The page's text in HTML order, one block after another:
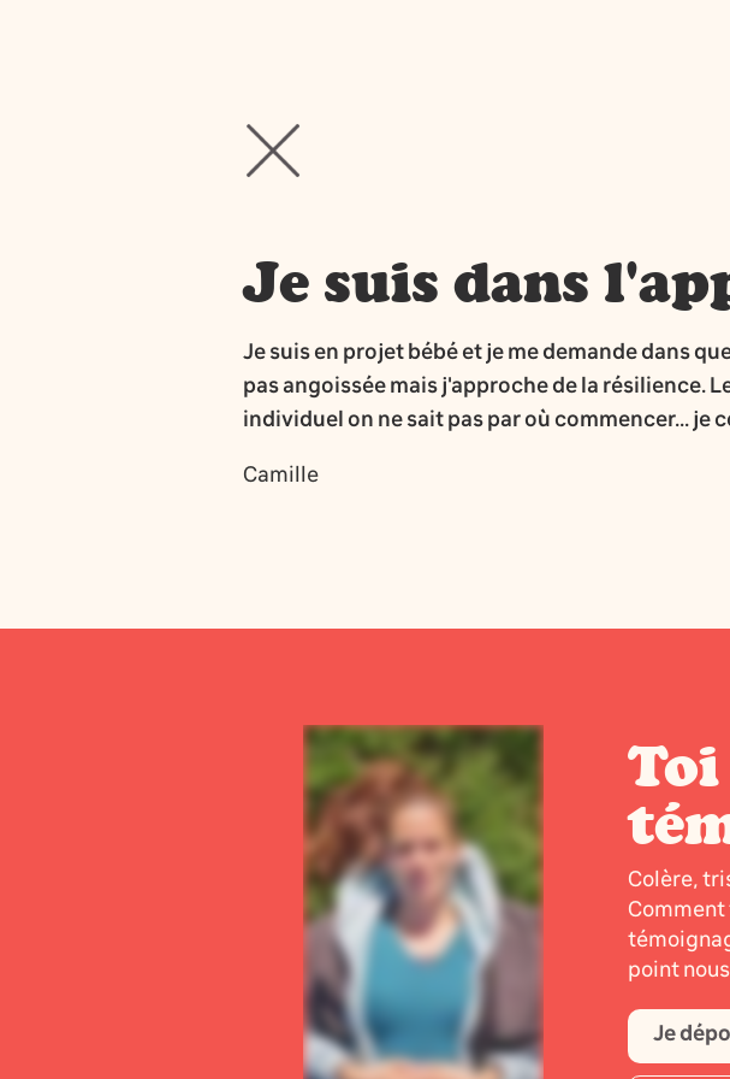
Je suis dans
Je suis en projet bébé et je me demande dans
pas angoissée mais j'approche de la résilience.
individuel on ne sait pas par où commencer... je
Camille
Colère,
Comment
point
Je